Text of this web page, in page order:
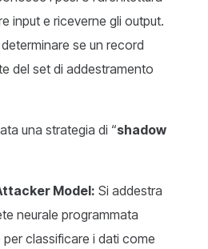
input e riceverne gli output.
se un record
del set di addestramento
una strategia di “shadow
Model: Si addestra
neurale programmata
classificare i dati come